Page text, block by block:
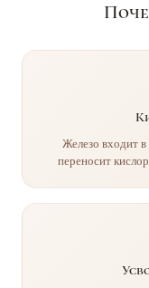
Железо входит
переносит